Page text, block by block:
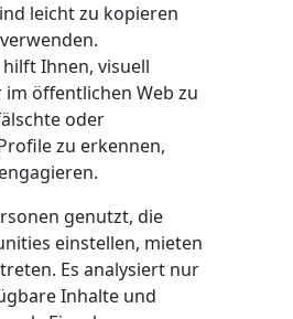
leicht zu kopieren
hilft Ihnen, visuell
im öffentlichen Web zu
oder
zu erkennen,
genutzt, die
einstellen, mieten
Es analysiert nur
Inhalte und